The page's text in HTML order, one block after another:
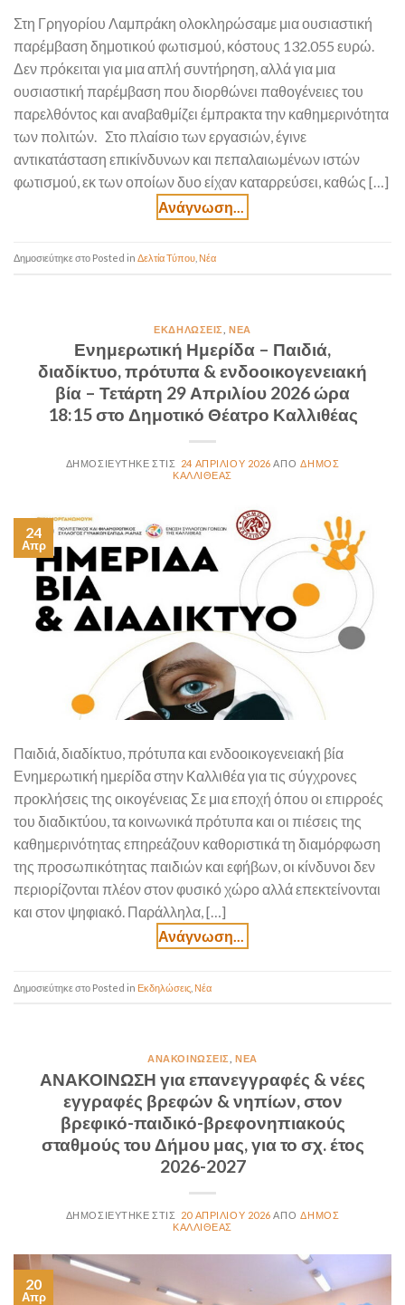
Στη Γρηγορίου Λαμπράκη ολοκληρώσαμε μια ουσιαστική
παρέμβαση δημοτικού φωτισμού, κόστους 132.055 ευρώ.
Δεν πρόκειται για μια απλή συντήρηση, αλλά για μια
ουσιαστική παρέμβαση που διορθώνει παθογένειες του
παρελθόντος και αναβαθμίζει έμπρακτα την καθημερινότητα
των πολιτών. Στο πλαίσιο των εργασιών, έγινε
αντικατάσταση επικίνδυνων και πεπαλαιωμένων ιστών
φωτισμού, εκ των οποίων δυο είχαν καταρρεύσει, καθώς […]
Posted in Δελτία Τύπου Νέα
ΕΚΔΗΛΏΣΕΙΣ ,ΝΈΑ
Ενημερωτική Ημερίδα – Παιδιά,
διαδίκτυο, πρότυπα & ενδοοικογενειακή
βία – Τετάρτη 29 Απριλίου 2026 ώρα
18:15 στο Δημοτικό Θέατρο Καλλιθέας
24 ΑΠΡΙΛΊΟΥ 2026
ΔΉΜΟΣ
ΚΑΛΛΙΘΈΑΣ
24
Απρ
Παιδιά, διαδίκτυο, πρότυπα και ενδοοικογενειακή βία
Ενημερωτική ημερίδα στην Καλλιθέα για τις σύγχρονες
προκλήσεις της οικογένειας Σε μια εποχή όπου οι επιρροές
του διαδικτύου, τα κοινωνικά πρότυπα και οι πιέσεις της
καθημερινότητας επηρεάζουν καθοριστικά τη διαμόρφωση
της προσωπικότητας παιδιών και εφήβων, οι κίνδυνοι δεν
περιορίζονται πλέον στον φυσικό χώρο αλλά επεκτείνονται
και στον ψηφιακό. Παράλληλα, […]
Posted in Εκδηλώσεις Νέα
ΑΝΑΚΟΙΝΏΣΕΙΣ ,ΝΈΑ
ΑΝΑΚΟΙΝΩΣΗ για επανεγγραφές & νέες
εγγραφές βρεφών & νηπίων, στον
βρεφικό-παιδικό-βρεφονηπιακούς
σταθμούς του Δήμου μας, για το σχ. έτος
2026-2027
20 ΑΠΡΙΛΊΟΥ 2026
ΔΉΜΟΣ
ΚΑΛΛΙΘΈΑΣ
20
Απρ